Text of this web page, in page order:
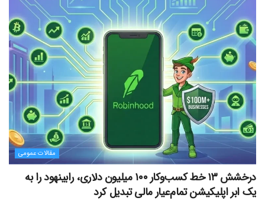
مقالات عمومی
درخشش ۱۳ خط کسب‌وکار ۱۰۰ میلیون دلاری، رابینهود را به
یک ابر اپلیکیشن تمام‌عیار مالی تبدیل کرد